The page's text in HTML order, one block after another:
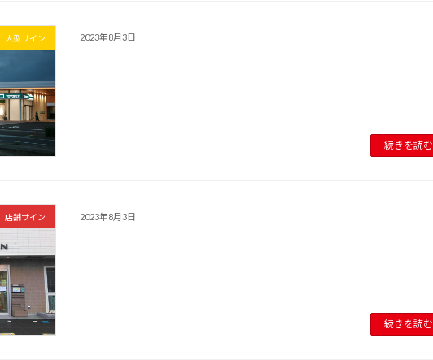
大型サイン 2023年8月3日
続きを読む
店舗サイン 2023年8月3日
続きを読む